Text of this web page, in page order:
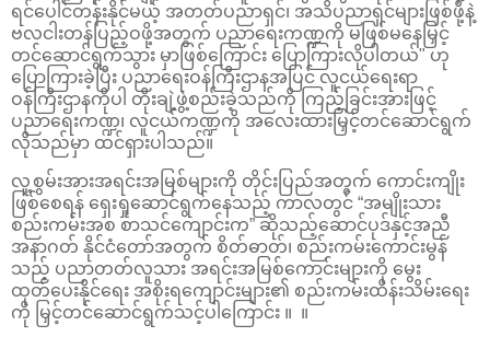
ရင်ပေါင်တန်းနိုင်မယ့် အတတ်ပညာရှင်၊ အသိပညာရှင်များဖြစ်ဖို့နဲ့
ဗလငါးတန်ပြည့်ဝဖို့အတွက် ပညာရေးကဏ္ဍကို မဖြစ်မနေမြှင့်
တင်ဆောင်ရွက်သွား မှာဖြစ်ကြောင်း ပြောကြားလိုပါတယ်" ဟု
ပြောကြားခဲ့ပြီး ပညာရေးဝန်ကြီးဌာနအပြင် လူငယ်ရေးရာ
ဝန်ကြီးဌာနကိုပါ တိုးချဲ့ဖွဲ့စည်းခဲ့သည်ကို ကြည့်ခြင်းအားဖြင့်
ပညာရေးကဏ္ဍ၊ လူငယ်ကဏ္ဍကို အလေးထားမြှင့်တင်ဆောင်ရွက်
လိုသည်မှာ ထင်ရှားပါသည်။
လူ့စွမ်းအားအရင်းအမြစ်များကို တိုင်းပြည်အတွက် ကောင်းကျိုး
ဖြစ်စေရန် ရှေးရှုဆောင်ရွက်နေသည့် ကာလတွင် “အမျိုးသား
စည်းကမ်းအစ စာသင်ကျောင်းက” ဆိုသည့်ဆောင်ပုဒ်နှင့်အညီ
အနာဂတ် နိုင်ငံတော်အတွက် စိတ်ဓာတ်၊ စည်းကမ်းကောင်းမွန်
သည့် ပညာတတ်လူသား အရင်းအမြစ်ကောင်းများကို မွေး
ထုတ်ပေးနိုင်ရေး အစိုးရကျောင်းများ၏ စည်းကမ်းထိန်းသိမ်းရေး
ကို မြှင့်တင်ဆောင်ရွက်သင့်ပါကြောင်း ။ ။